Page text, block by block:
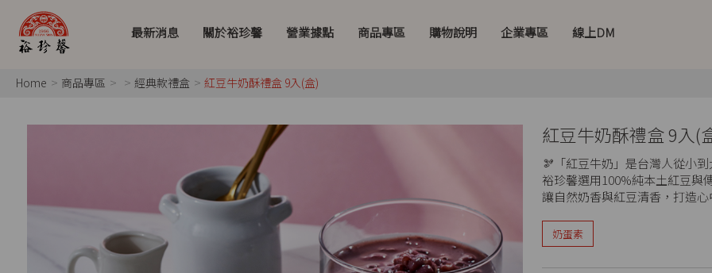
最新消息 關於裕珍馨 營業據點 商品專區 購物說明 企業專區 線上DM
Home 商品專區 經典款禮盒 紅豆牛奶酥禮盒 9入(盒)
紅豆牛奶酥禮盒 9入(
🫘「紅豆牛奶」是台灣人從小
裕珍馨選用100%純本土紅豆與
讓自然奶香與紅豆清香，打造
奶蛋素